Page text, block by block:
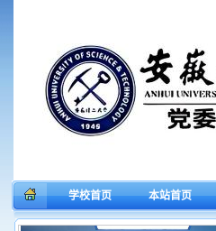
学校首页 本站首页